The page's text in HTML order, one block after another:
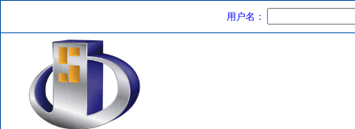
用户名：
陶瓷制品 [采购中]
光源灯具
[采购中]
安全防范 [采购中]
门窗玻璃 [采购中]
给排水系统 [采购中]